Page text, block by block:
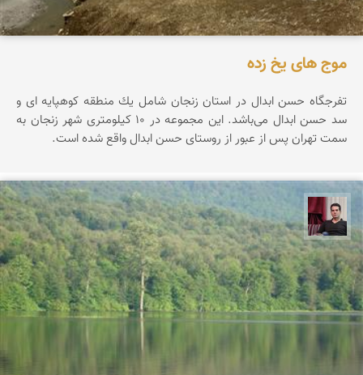
موج های یخ زده
تفرجگاه حسن ابدال در استان زنجان شامل یك منطقه كوهپایه ای و
سد حسن ابدال می‌باشد. این مجموعه در ۱۰ کیلومتری شهر زنجان به
سمت تهران پس از عبور از روستای حسن ابدال واقع شده است.
مجیدرضا افشاریان